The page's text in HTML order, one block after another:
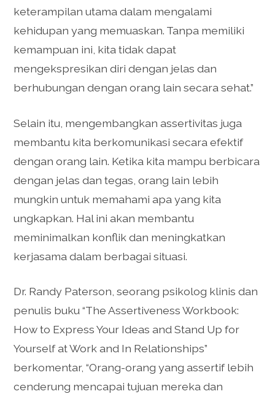
keterampilan utama dalam mengalami
kehidupan yang memuaskan. Tanpa memiliki
kemampuan ini, kita tidak dapat
mengekspresikan diri dengan jelas dan
berhubungan dengan orang lain secara sehat.”
Selain itu, mengembangkan assertivitas juga
membantu kita berkomunikasi secara efektif
dengan orang lain. Ketika kita mampu berbicara
dengan jelas dan tegas, orang lain lebih
mungkin untuk memahami apa yang kita
ungkapkan. Hal ini akan membantu
meminimalkan konflik dan meningkatkan
kerjasama dalam berbagai situasi.
Dr. Randy Paterson, seorang psikolog klinis dan
penulis buku “The Assertiveness Workbook:
How to Express Your Ideas and Stand Up for
Yourself at Work and In Relationships”
berkomentar, “Orang-orang yang assertif lebih
cenderung mencapai tujuan mereka dan